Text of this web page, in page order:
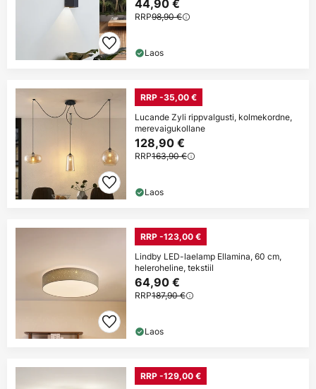
44,90 €
RRP98,90 €
Laos
RRP -35,00 €
Lucande Zyli rippvalgusti, kolmekordne,
merevaigukollane
128,90 €
RRP163,90 €
Laos
RRP -123,00 €
Lindby LED-laelamp Ellamina, 60 cm,
heleroheline, tekstiil
64,90 €
RRP187,90 €
Laos
RRP -129,00 €